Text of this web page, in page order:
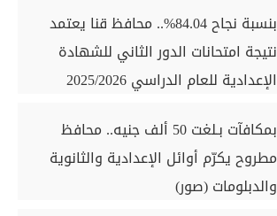
بنسبة نجاح 84.04%.. محافظ قنا يعتمد
نتيجة امتحانات الدور الثاني للشهادة
الإعدادية للعام الدراسي 2025/2026
بمكافآت بـلغت 50 ألف جنيه.. محافظ
مطروح يكرّم أوائل الإعدادية والثانوية
والدبلومات (صور)